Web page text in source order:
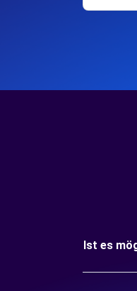
Ist es